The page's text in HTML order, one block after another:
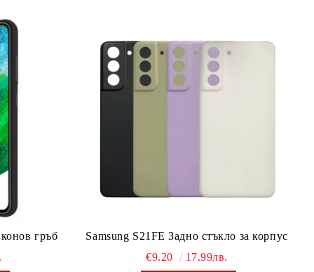
гръб
Samsung S21FE Задно стъкло за корпус
€9.20
17.99лв.